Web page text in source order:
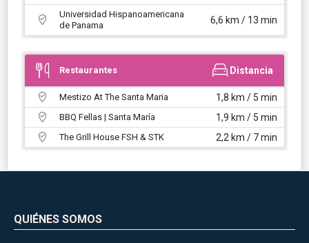
Universidad Hispanoamericana
de Panama
6,6 km / 13 min
Restaurantes Distancia
Mestizo At The Santa Maria 1,8 km / 5 min
BBQ Fellas | Santa María 1,9 km / 5 min
The Grill House FSH & STK 2,2 km / 7 min
QUIÉNES SOMOS